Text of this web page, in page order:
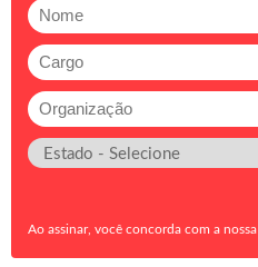
Ao assinar, você concorda com a nossa